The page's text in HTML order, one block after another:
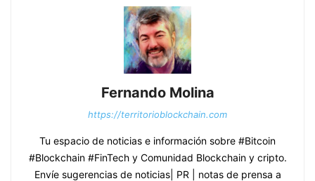
Fernando Molina
https://territorioblockchain.com
Tu espacio de noticias e información sobre #Bitcoin
#Blockchain #FinTech y Comunidad Blockchain y cripto.
Envíe sugerencias de noticias| PR | notas de prensa a